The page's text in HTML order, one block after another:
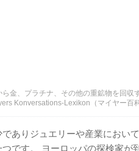
ら金、プラチナ、その他の重鉱物を回
Konversations-Lexikon（マイヤー百
ありジュエリーや産業におい
です。 ヨーロッパの探検家が